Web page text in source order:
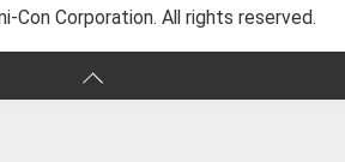
Con Corporation. All rights reserved.